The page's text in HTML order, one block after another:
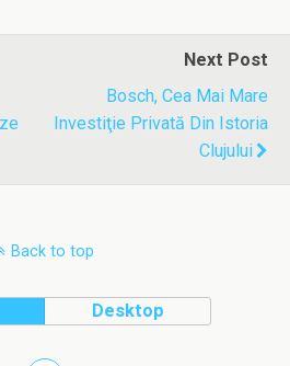
Next Post
Bosch, Cea Mai Mare
Investiţie Privată Din Istoria
Clujului
Back to top
Desktop